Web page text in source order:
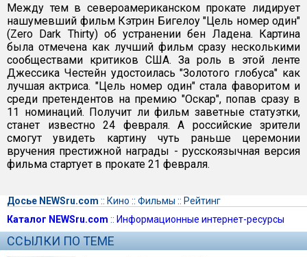
Между тем в североамериканском прокате лидирует
нашумевший фильм Кэтрин Бигелоу "Цель номер один"
(Zero Dark Thirty) об устранении бен Ладена. Картина
была отмечена как лучший фильм сразу несколькими
сообществами критиков США. За роль в этой ленте
Джессика Честейн удостоилась "Золотого глобуса" как
лучшая актриса. "Цель номер один" стала фаворитом и
среди претендентов на премию "Оскар", попав сразу в
11 номинаций. Получит ли фильм заветные статуэтки,
станет известно 24 февраля. А российские зрители
смогут увидеть картину чуть раньше церемонии
вручения престижной награды - русскоязычная версия
фильма стартует в прокате 21 февраля.
Досье NEWSru.com :: Кино :: Фильмы :: Рейтинг
Каталог NEWSru.com :: Информационные интернет-ресурсы
ССЫЛКИ ПО ТЕМЕ